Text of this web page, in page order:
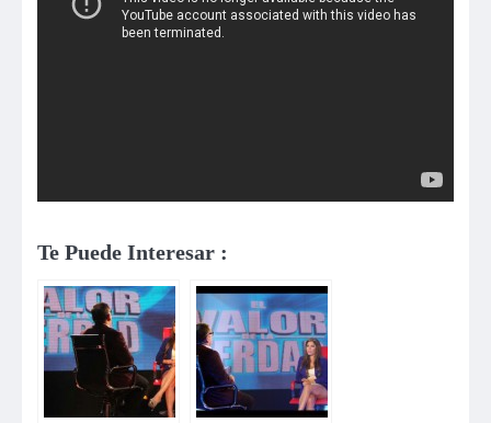
Te Puede Interesar :